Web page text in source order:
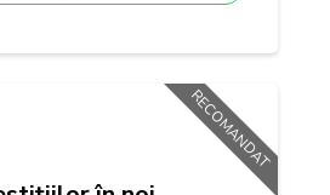
RECOMANDAT